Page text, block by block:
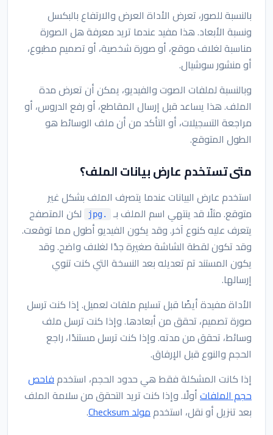
بالنسبة للصور، تعرض الأداة العرض والارتفاع بالبكسل
ونسبة الأبعاد. هذا مفيد عندما تريد معرفة هل الصورة
مناسبة لغلاف موقع، أو صورة شخصية، أو تصميم مطبوع،
أو منشور سوشيال.
وبالنسبة لملفات الصوت والفيديو، يمكن أن تعرض مدة
الملف. هذا يساعد قبل إرسال المقاطع، أو رفع الدروس، أو
مراجعة التسجيلات، أو التأكد من أن ملف الوسائط هو
الطول المتوقع.
متى تستخدم عارض بيانات الملف؟
استخدم عارض البيانات عندما يتصرف الملف بشكل غير
متوقع. مثلًا قد ينتهي اسم الملف بـ
.jpg
لكن المتصفح
يتعرف عليه كنوع آخر. وقد يكون الفيديو أطول مما توقعت.
وقد تكون لقطة الشاشة صغيرة جدًا لغلاف واضح. وقد
يكون المستند تم تعديله بعد النسخة التي كنت تنوي
إرسالها.
الأداة مفيدة أيضًا قبل تسليم ملفات لعميل. إذا كنت ترسل
صورة تصميم، تحقق من أبعادها. وإذا كنت ترسل ملف
وسائط، تحقق من مدته. وإذا كنت ترسل مستندًا، راجع
الحجم والنوع قبل الإرفاق.
إذا كانت المشكلة فقط هي حدود الحجم، استخدمفاحص
حجم الملفاتأولًا. وإذا كنت تريد التحقق من سلامة الملف
بعد تنزيل أو نقل، استخدممولد Checksum .